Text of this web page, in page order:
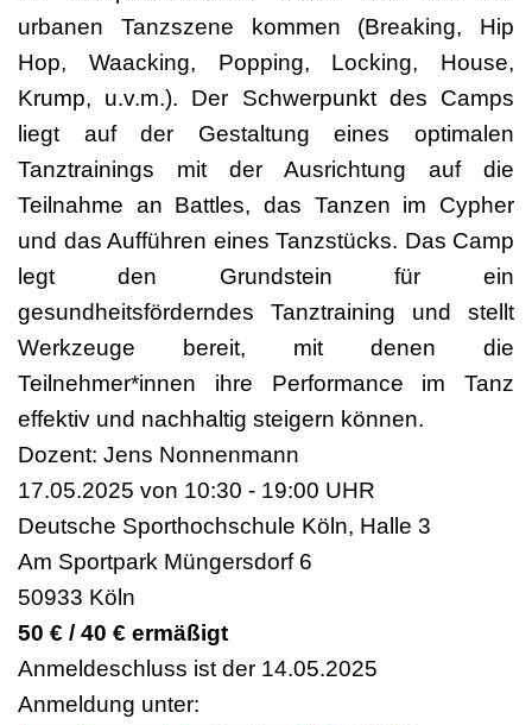
urbanen Tanzszene kommen (Breaking, Hip
Hop, Waacking, Popping, Locking, House,
Krump, u.v.m.). Der Schwerpunkt des Camps
liegt auf der Gestaltung eines optimalen
Tanztrainings mit der Ausrichtung auf die
Teilnahme an Battles, das Tanzen im Cypher
und das Aufführen eines Tanzstücks. Das Camp
legt den Grundstein für ein
gesundheitsförderndes Tanztraining und stellt
Werkzeuge bereit, mit denen die
Teilnehmer*innen ihre Performance im Tanz
effektiv und nachhaltig steigern können.
Dozent: Jens Nonnenmann
17.05.2025 von 10:30 - 19:00 UHR
Deutsche Sporthochschule Köln, Halle 3
Am Sportpark Müngersdorf 6
50933 Köln
50 € / 40 € ermäßigt
Anmeldeschluss ist der 14.05.2025
Anmeldung unter: